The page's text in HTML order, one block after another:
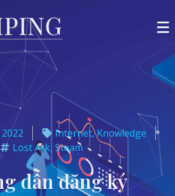
Internet,Knowledge
Lost Ark, Steam
dẫn đăng ký